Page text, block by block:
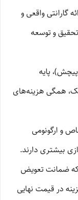
گارانتی واقعی و
و توسعه
پایه
همگی هزینه‌های
و ارگونومی
بیشتری دارند.
ضمانت تعویض
در قیمت نهایی